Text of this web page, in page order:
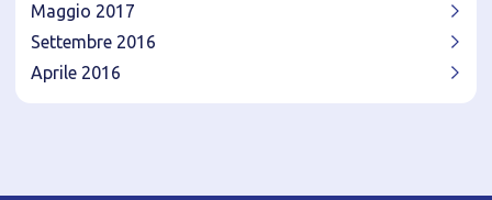
Maggio 2017
Settembre 2016
Aprile 2016